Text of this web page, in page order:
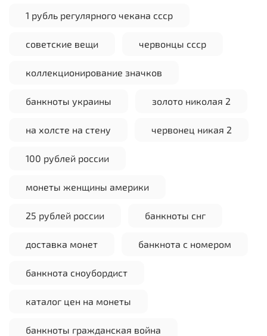
1 рубль регулярного чекана ссср
советские вещи червонцы ссср
коллекционирование значков
банкноты украины золото николая 2
на холсте на стену червонец никая 2
100 рублей россии
монеты женщины америки
25 рублей россии банкноты снг
доставка монет банкнота с номером
банкнота сноубордист
каталог цен на монеты
банкноты гражданская война